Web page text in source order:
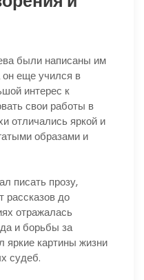
были написаны им
он еще учился в
интерес к
свои работы в
отличались яркой и
образами и
писать прозу,
рассказов до
отражалась
и борьбы за
яркие картины жизни
судеб.